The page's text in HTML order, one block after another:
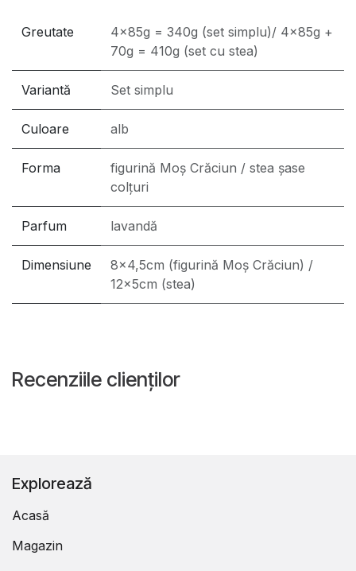
Greutate
4x85g = 340g (set simplu)/ 4x85g +
70g = 410g (set cu stea)
Variantă Set simplu
Culoare alb
Forma
figurină Moș Crăciun / stea șase
colțuri
Parfum lavandă
Dimensiune
8x4,5cm (figurină Moș Crăciun) /
12x5cm (stea)
Recenziile clienților
Explorează
Acasă
Magazin